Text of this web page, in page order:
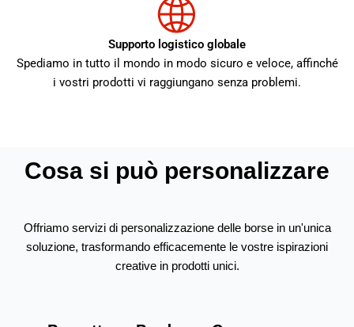
Supporto logistico globale
Spediamo in tutto il mondo in modo sicuro e veloce, affinché
i vostri prodotti vi raggiungano senza problemi.
Cosa si può personalizzare
Offriamo servizi di personalizzazione delle borse in un'unica
soluzione, trasformando efficacemente le vostre ispirazioni
creative in prodotti unici.